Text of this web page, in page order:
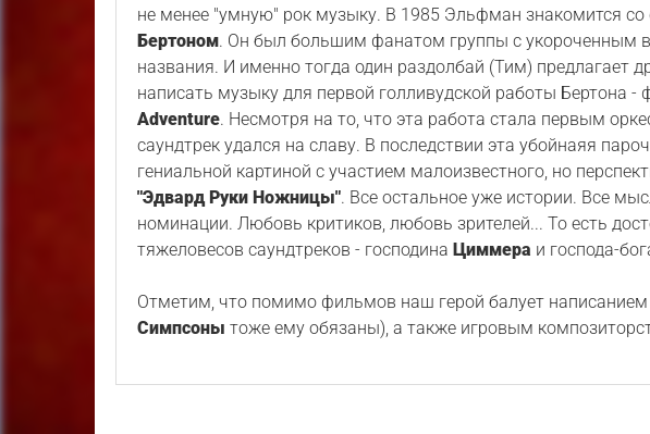
не менее "умную" рок музыку. В 1985 Эльфман знакомится со
Бертоном. Он был большим фанатом группы с укороченным
названия. И именно тогда один раздолбай (Тим) предлагает
написать музыку для первой голливудской работы Бертона
Adventure. Несмотря на то, что эта работа стала первым
саундтрек удался на славу. В последствии эта убойнаяя
гениальной картиной с участием малоизвестного, но
"Эдвард Руки Ножницы". Все остальное уже истории. Все
номинации. Любовь критиков, любовь зрителей... То есть
тяжеловесов саундтреков - господинаЦиммера и господа-
Отметим, что помимо фильмов наш герой балует написанием
Симпсоны тоже ему обязаны), а также игровым